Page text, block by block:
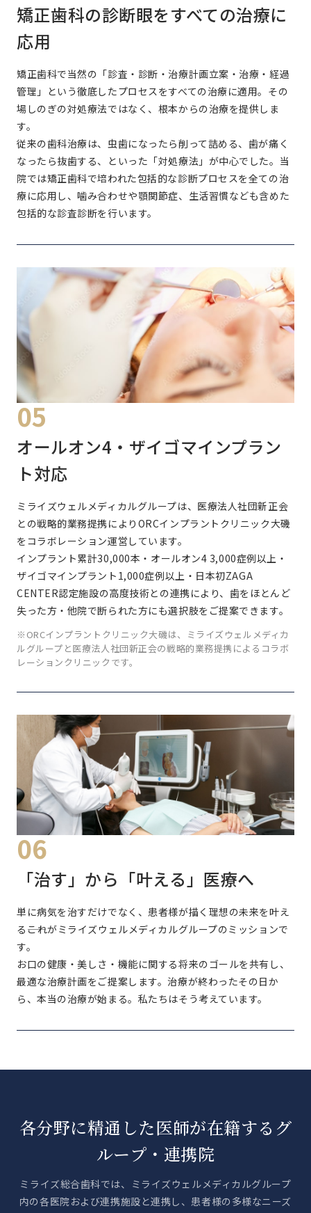
矯正歯科の診断眼をすべての治療に
応用
矯正歯科で当然の「診査・診断・治療計画立案・治療・経過
管理」という徹底したプロセスをすべての治療に適用。その
場しのぎの対処療法ではなく、根本からの治療を提供しま
す。
従来の歯科治療は、虫歯になったら削って詰める、歯が痛く
なったら抜歯する、といった「対処療法」が中心でした。当
院では矯正歯科で培われた包括的な診断プロセスを全ての治
療に応用し、噛み合わせや顎関節症、生活習慣なども含めた
包括的な診査診断を行います。
05
オールオン4・ザイゴマインプラン
ト対応
ミライズウェルメディカルグループは、医療法人社団新正会
との戦略的業務提携によりORCインプラントクリニック大磯
をコラボレーション運営しています。
インプラント累計30,000本・オールオン4 3,000症例以上・
ザイゴマインプラント1,000症例以上・日本初ZAGA
CENTER認定施設の高度技術との連携により、歯をほとんど
失った方・他院で断られた方にも選択肢をご提案できます。
※ORCインプラントクリニック大磯は、ミライズウェルメディカ
ルグループと医療法人社団新正会の戦略的業務提携によるコラボ
レーションクリニックです。
06
「治す」から「叶える」医療へ
単に病気を治すだけでなく、患者様が描く理想の未来を叶え
る――これがミライズウェルメディカルグループのミッションで
す。
お口の健康・美しさ・機能に関する将来のゴールを共有し、
最適な治療計画をご提案します。治療が終わったその日か
ら、本当の治療が始まる。私たちはそう考えています。
各分野に精通した医師が在籍するグ
ループ・連携院
ミライズ総合歯科では、ミライズウェルメディカルグループ
内の各医院および連携施設と連携し、患者様の多様なニーズ